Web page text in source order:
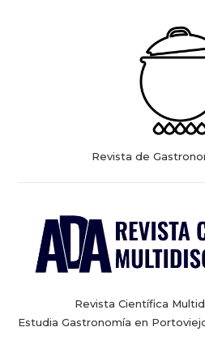
Revista de
Revista Científica
Estudia Gastronomía en